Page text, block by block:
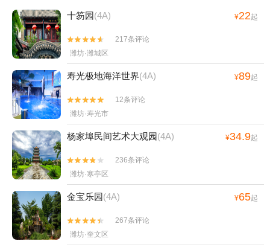
十笏园(4A) ¥22起


217条评论
潍坊·潍城区
寿光极地海洋世界(4A) ¥89起


12条评论
潍坊·寿光市
杨家埠民间艺术大观园(4A) ¥34.9起


236条评论
潍坊·寒亭区
金宝乐园(4A) ¥65起


267条评论
潍坊·奎文区